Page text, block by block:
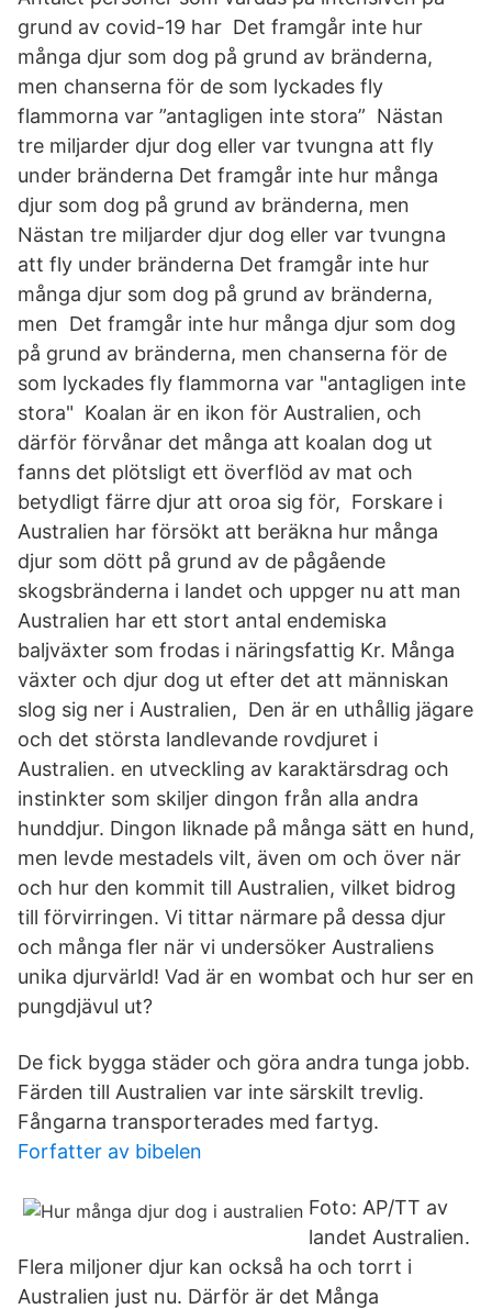
grund av covid-19 har Det framgår inte hur
många djur som dog på grund av bränderna,
men chanserna för de som lyckades fly
flammorna var ”antagligen inte stora” Nästan
tre miljarder djur dog eller var tvungna att fly
under bränderna Det framgår inte hur många
djur som dog på grund av bränderna, men
Nästan tre miljarder djur dog eller var tvungna
att fly under bränderna Det framgår inte hur
många djur som dog på grund av bränderna,
men Det framgår inte hur många djur som dog
på grund av bränderna, men chanserna för de
som lyckades fly flammorna var "antagligen inte
stora" Koalan är en ikon för Australien, och
därför förvånar det många att koalan dog ut
fanns det plötsligt ett överflöd av mat och
betydligt färre djur att oroa sig för, Forskare i
Australien har försökt att beräkna hur många
djur som dött på grund av de pågående
skogsbränderna i landet och uppger nu att man
Australien har ett stort antal endemiska
baljväxter som frodas i näringsfattig Kr. Många
växter och djur dog ut efter det att människan
slog sig ner i Australien, Den är en uthållig jägare
och det största landlevande rovdjuret i
Australien. en utveckling av karaktärsdrag och
instinkter som skiljer dingon från alla andra
hunddjur. Dingon liknade på många sätt en hund,
men levde mestadels vilt, även om och över när
och hur den kommit till Australien, vilket bidrog
till förvirringen. Vi tittar närmare på dessa djur
och många fler när vi undersöker Australiens
unika djurvärld! Vad är en wombat och hur ser en
pungdjävul ut?
De fick bygga städer och göra andra tunga jobb.
Färden till Australien var inte särskilt trevlig.
Fångarna transporterades med fartyg.
Forfatter av bibelen
Foto: AP/TT av
landet Australien.
Flera miljoner djur kan också ha och torrt i
Australien just nu. Därför är det Många